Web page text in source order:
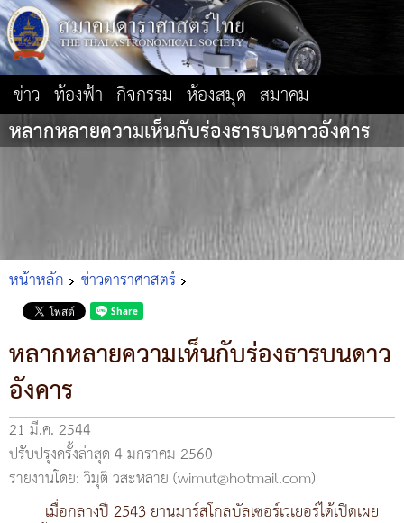
ข่าว ท้องฟ้า กิจกรรม ห้องสมุด สมาคม
หลากหลายความเห็นกับร่องธารบนดาวอังคาร
หน้าหลัก ข่าวดาราศาสตร์
หลากหลายความเห็นกับร่องธารบนดาว
อังคาร
21 มี.ค. 2544
ปรับปรุงครั้งล่าสุด 4 มกราคม 2560
รายงานโดย: วิมุติ วสะหลาย (wimut@hotmail.com)
เมื่อกลางปี 2543 ยานมาร์สโกลบัลเซอร์เวเยอร์ได้เปิดเผย